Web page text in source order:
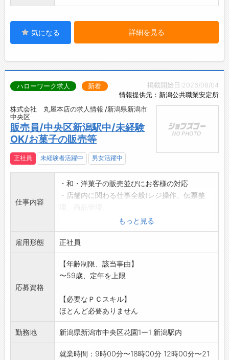
気になる 詳細を見る
掲載開始日:2026/08/04
情報提供元：新潟公共職業安定所
ハローワーク求人 新着
株式会社 丸屋本店の求人情報 /新潟県新潟市
中央区
販売員/中央区新潟駅中/未経験
OK/お菓子の販売等
正社員 未経験者活躍中 男女活躍中
仕事内容
・和・洋菓子の販売並びにお客様の対応
・店舗内に関わる仕事全般(レジ操作、伝票整
商品陳列、仕入、発注、電話対応など)
・長期間働ける方を希望しています。
・幅広い年齢の方が活躍している職場です。
・業務上、車を使用する機会はありません。
※新潟市内店舗での移動をお願いする場合があ
ります。
もっと見る
雇用形態 正社員
応募資格
【年齢制限、該当事由】
〜59歳、定年を上限
【必要なＰＣスキル】
ほとんど必要ありません
勤務地 新潟県新潟市中央区花園1ー1 新潟駅内
就業時間：9時00分〜18時00分 12時00分〜21